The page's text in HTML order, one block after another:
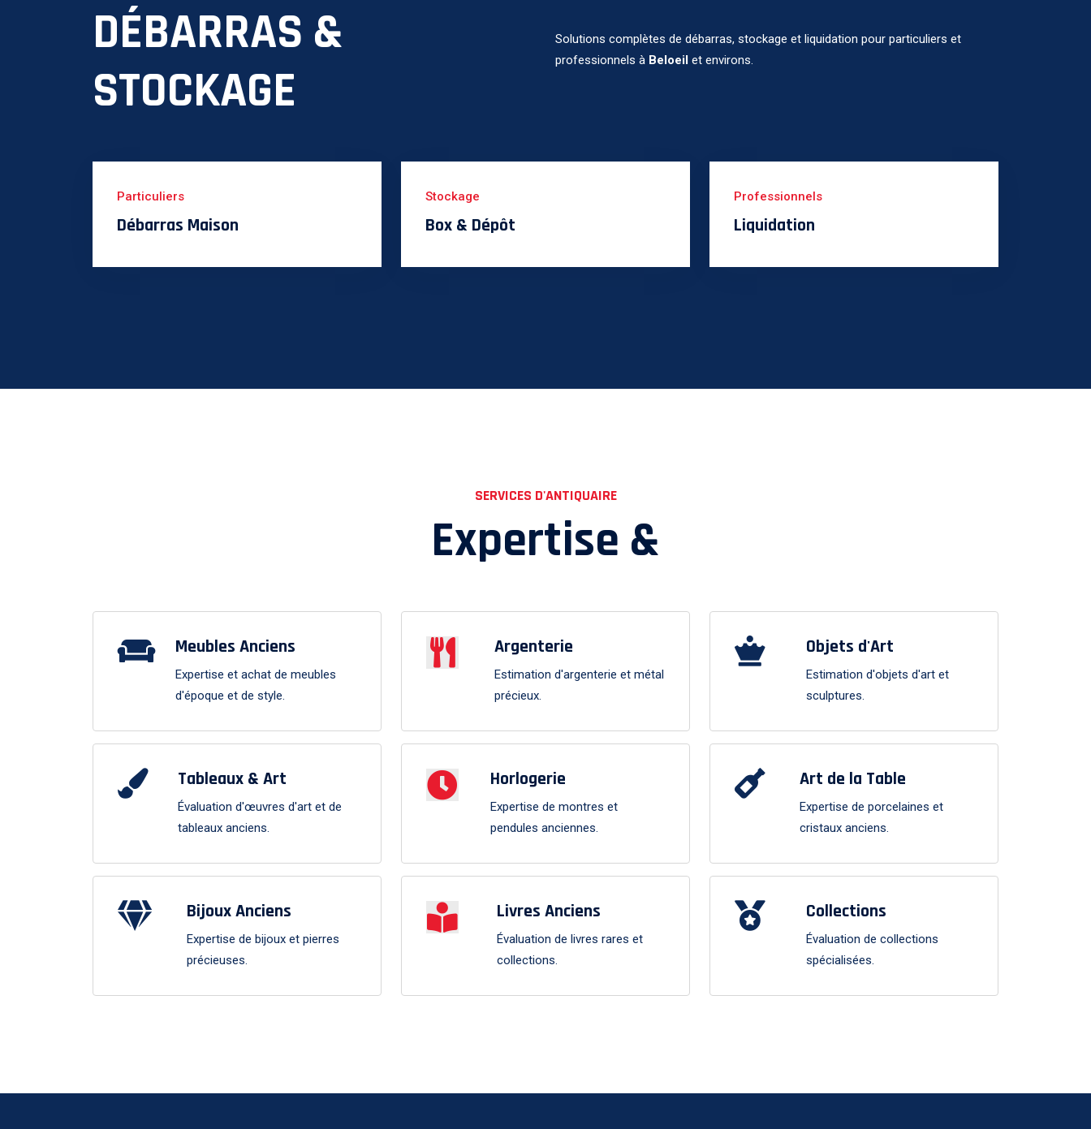
DÉBARRAS &
STOCKAGE
Solutions complètes de débarras, stockage et liquidation pour particuliers et
professionnels à Beloeil et environs.
Particuliers
Débarras Maison
Stockage
Box & Dépôt
Professionnels
Liquidation
SERVICES D'ANTIQUAIRE
Expertise &
Meubles Anciens
Expertise et achat de meubles
d'époque et de style.
Tableaux & Art
Évaluation d'œuvres d'art et de
tableaux anciens.
Bijoux Anciens
Expertise de bijoux et pierres
précieuses.
Argenterie
Estimation d'argenterie et métal
précieux.
Horlogerie
Expertise de montres et
pendules anciennes.
Livres Anciens
Évaluation de livres rares et
collections.
Objets d'Art
Estimation d'objets d'art et
sculptures.
Art de la Table
Expertise de porcelaines et
cristaux anciens.
Collections
Évaluation de collections
spécialisées.